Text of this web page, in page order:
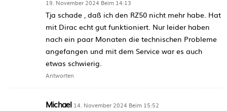
19. November 2024 Beim 14:13
Tja schade , daß ich den RZ50 nicht mehr habe. Hat
mit Dirac echt gut funktioniert. Nur leider haben
nach ein paar Monaten die technischen Probleme
angefangen und mit dem Service war es auch
etwas schwierig.
Antworten
Michael 14. November 2024 Beim 15:52